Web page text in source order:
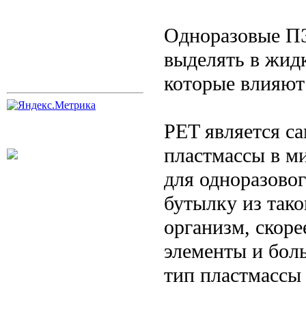
Одноразовые
выделять в
которые
PET является
пластмассы в
для
бутылку из
организм,
элементы и
тип